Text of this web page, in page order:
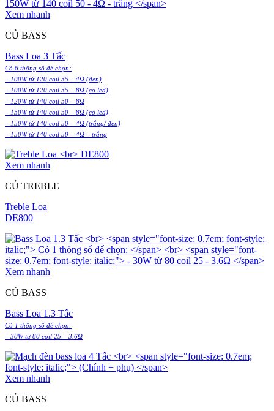
Xem nhanh
CỦ BASS
Bass Loa 3 Tấc
Có 6 thông số để chọn:
– 100W từ 120 coil 35 – 4Ω (đen)
– 100W từ 120 coil 35 – 8Ω (có led)
– 120W từ 140 coil 50 – 8Ω
– 150W từ 140 coil 50 – 8Ω (có led)
– 150W từ 140 coil 50 – 4Ω (trắng/ đen)
– 150W từ 140 coil 50 – 4Ω – trắng
Xem nhanh
CỦ TREBLE
Treble Loa
DE800
Xem nhanh
CỦ BASS
Bass Loa 1.3 Tấc
Có 1 thông số để chọn:
– 30W từ 80 coil 25 – 3.6Ω
Xem nhanh
CỦ BASS